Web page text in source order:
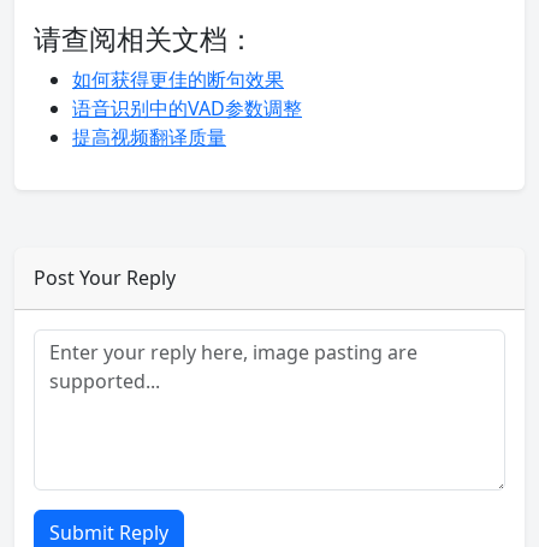
请查阅相关文档：
如何获得更佳的断句效果
语音识别中的VAD参数调整
提高视频翻译质量
Post Your Reply
Submit Reply